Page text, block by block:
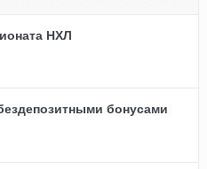
НХЛ
бонусами